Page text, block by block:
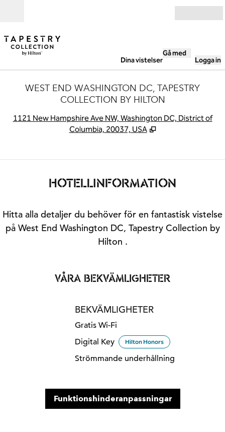
Dina vistelser
Gå med
Logga in
WEST END WASHINGTON DC, TAPESTRY
COLLECTION BY HILTON
1121 New Hampshire Ave NW, Washington DC, District of
Columbia, 20037, USA
HOTELLINFORMATION
Hitta alla detaljer du behöver för en fantastisk vistelse
på West End Washington DC, Tapestry Collection by
Hilton .
VÅRA BEKVÄMLIGHETER
BEKVÄMLIGHETER
Gratis Wi-Fi
Digital Key
Hilton Honors
Strömmande underhållning
Funktionshinderanpassningar